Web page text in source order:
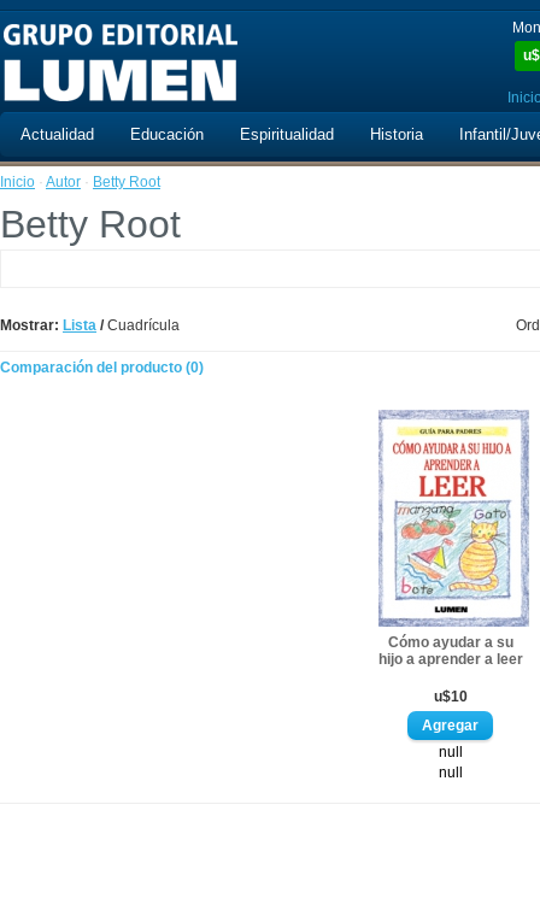
u$
Actualidad Educación Espiritualidad Historia Infantil/
Inicio · Autor · Betty Root
Betty Root
Mostrar: Lista /Cuadrícula
Comparación del producto (0)
Cómo ayudar a su
hijo a aprender a leer
u$10
null
null